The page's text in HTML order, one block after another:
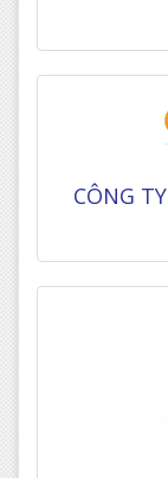
CÔNG